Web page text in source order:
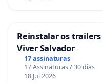
Reinstalar os
Viver Salvador
17 assinaturas
17 Assinaturas / 30 dias
18 Jul 2026